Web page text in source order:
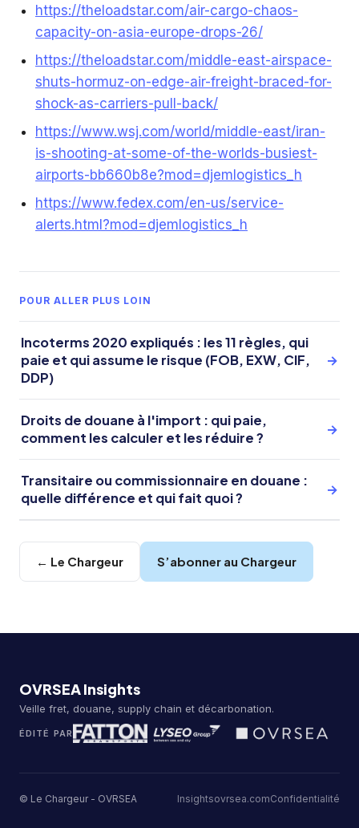
https://theloadstar.com/air-cargo-chaos-
capacity-on-asia-europe-drops-26/
https://theloadstar.com/middle-east-airspace-
shuts-hormuz-on-edge-air-freight-braced-for-
shock-as-carriers-pull-back/
https://www.wsj.com/world/middle-east/iran-
is-shooting-at-some-of-the-worlds-busiest-
airports-bb660b8e?mod=djemlogistics_h
https://www.fedex.com/en-us/service-
alerts.html?mod=djemlogistics_h
POUR ALLER PLUS LOIN
Incoterms 2020 expliqués : les 11 règles, qui
paie et qui assume le risque (FOB, EXW, CIF,
DDP)
→
Droits de douane à l'import : qui paie,
comment les calculer et les réduire ?
→
Transitaire ou commissionnaire en douane :
quelle différence et qui fait quoi ?
→
← Le Chargeur S’abonner au Chargeur
OVRSEA Insights
Veille fret, douane, supply chain et décarbonation.
ÉDITÉ PAR
© Le Chargeur - OVRSEA Insightsovrsea.comConfidentialité